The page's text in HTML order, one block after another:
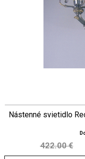
Nástenné svietidlo
422.00 €